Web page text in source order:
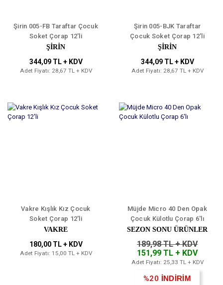
Şirin 005-FB Taraftar Çocuk
Soket Çorap 12'li
ŞİRİN
344,09 TL + KDV
Adet Fiyatı: 28,67 TL + KDV
Şirin 005-BJK Taraftar
Çocuk Soket Çorap 12'li
ŞİRİN
344,09 TL + KDV
Adet Fiyatı: 28,67 TL + KDV
Vakre Kışlık Kız Çocuk
Soket Çorap 12'li
VAKRE
180,00 TL + KDV
Adet Fiyatı: 15,00 TL + KDV
Müjde Micro 40 Den Opak
Çocuk Külotlu Çorap 6'lı
SEZON SONU ÜRÜNLER
189,98 TL + KDV
151,99 TL + KDV
Adet Fiyatı: 25,33 TL + KDV
%20 İNDİRİM